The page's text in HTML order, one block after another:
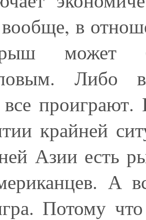
в
может
Либо
крайней
Азии есть
А
Потому